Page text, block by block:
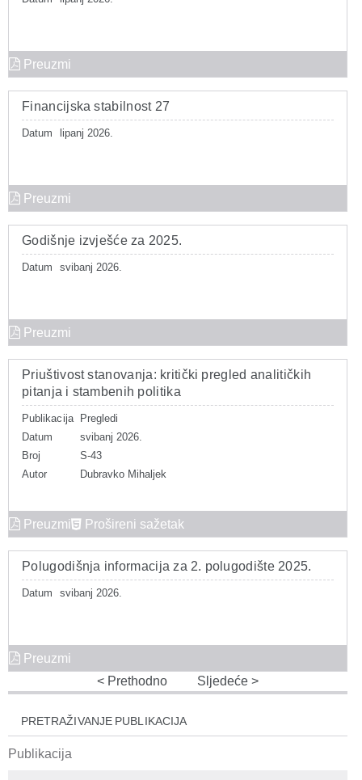
Preuzmi
Financijska stabilnost 27
Datum lipanj 2026.
Preuzmi
Godišnje izvješće za 2025.
Datum svibanj 2026.
Preuzmi
Priuštivost stanovanja: kritički pregled analitičkih
pitanja i stambenih politika
Publikacija
Pregledi
Datum
svibanj 2026.
Broj
S-43
Autor
Dubravko Mihaljek
Preuzmi Prošireni sažetak
Polugodišnja informacija za 2. polugodište 2025.
Datum svibanj 2026.
Preuzmi
Prethodno
Sljedeće
PRETRAŽIVANJE PUBLIKACIJA
Publikacija